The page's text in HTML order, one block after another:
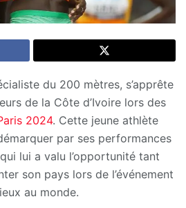
du 200 mètres, s’apprête
de la Côte d’Ivoire lors des
2024. Cette jeune athlète
par ses performances
lui a valu l’opportunité tant
son pays lors de l’événement
au monde.